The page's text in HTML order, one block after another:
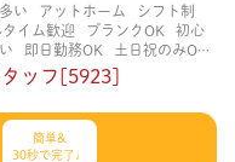
い アットホーム
シフト制
タイム歓迎 ブランクOK
初心
即日勤務OK
土日祝のみOK
られた時間できっちり
自分の都合に合わせやすい
タッフ[5923]
簡単&
30秒で完了♩